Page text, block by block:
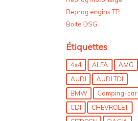
Reprog engins TP
Boite DSG
Étiquettes
4x4 ALFA
AMG
AUDI
AUDI TDI
BMW
Camping-car
CDI
CHEVROLET